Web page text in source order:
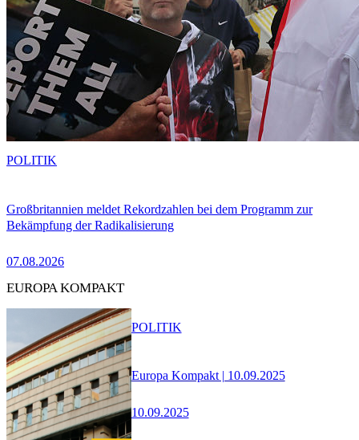
Großbritannien meldet Rekordzahlen bei dem Programm zur
Bekämpfung der Radikalisierung
07.08.2026
POLITIK
EUROPA KOMPAKT
Europa Kompakt | 10.09.2025
10.09.2025
POLITIK